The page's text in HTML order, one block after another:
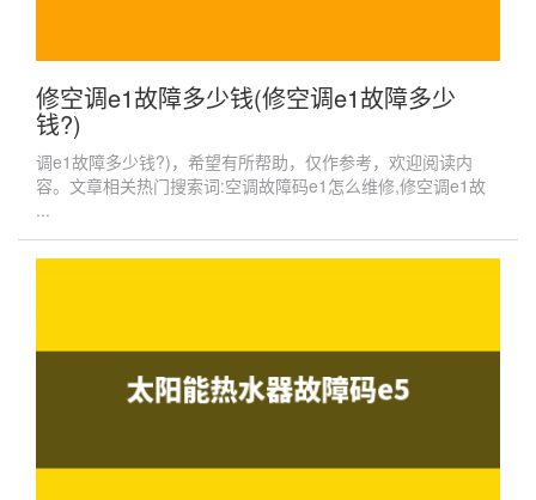
修空调e1故障多少钱(修空调e1故障多少
钱?)
调e1故障多少钱?)，希望有所帮助，仅作参考，欢迎阅读内
容。文章相关热门搜索词:空调故障码e1怎么维修,修空调e1故
...